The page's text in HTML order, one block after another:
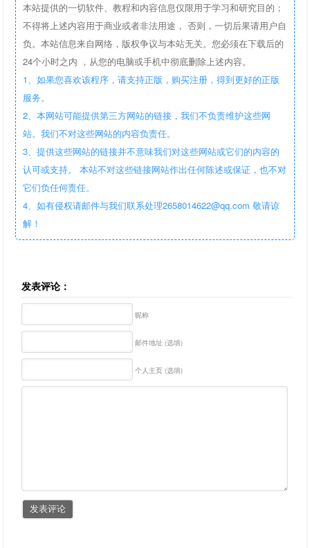
本站提供的一切软件、教程和内容信息仅限用于学习和研究目的；
不得将上述内容用于商业或者非法用途， 否则，一切后果请用户自
负。本站信息来自网络，版权争议与本站无关。您必须在下载后的
24个小时之内 ，从您的电脑或手机中彻底删除上述内容。
1、如果您喜欢该程序，请支持正版，购买注册，得到更好的正版
服务。
2、本网站可能提供第三方网站的链接，我们不负责维护这些网
站。我们不对这些网站的内容负责任。
3、提供这些网站的链接并不意味我们对这些网站或它们的内容的
认可或支持。 本站不对这些链接网站作出任何陈述或保证，也不对
它们负任何责任。
4、如有侵权请邮件与我们联系处理2658014622@qq.com 敬请谅
解！
发表评论：
昵称
邮件地址 (选填)
个人主页 (选填)